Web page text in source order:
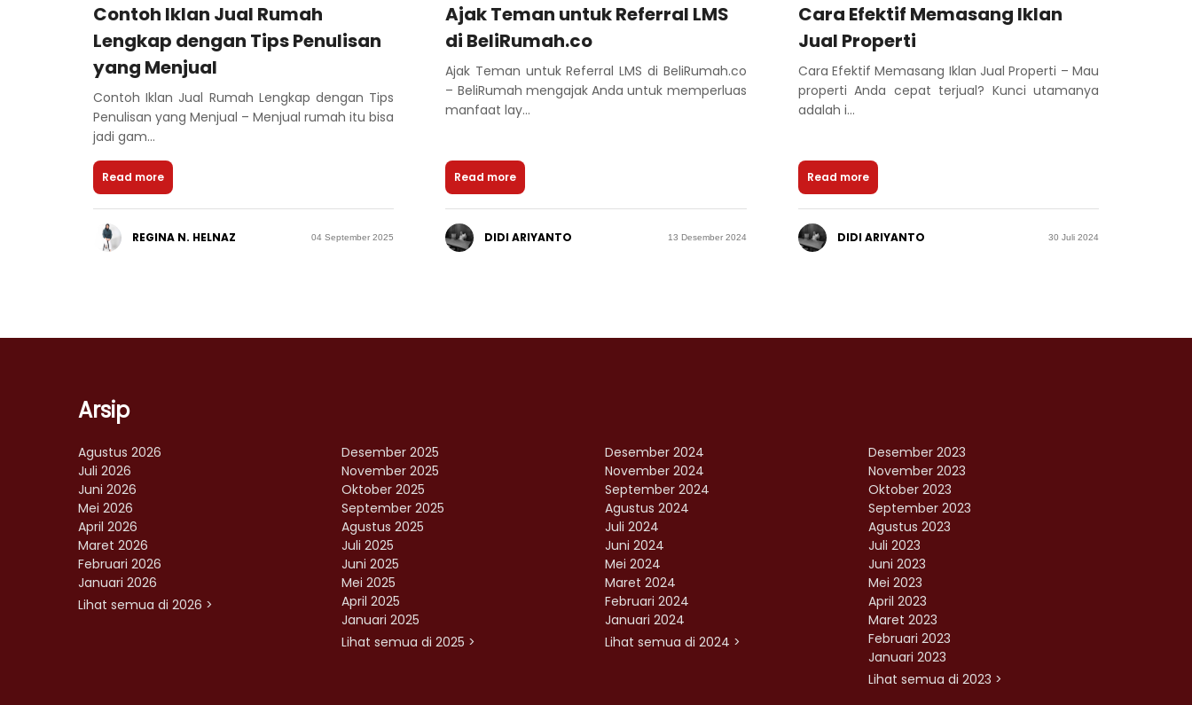
Contoh Iklan Jual Rumah
Lengkap dengan Tips Penulisan
yang Menjual
Contoh Iklan Jual Rumah Lengkap dengan Tips
Penulisan yang Menjual – Menjual rumah itu bisa
jadi gam...
Read more
REGINA N. HELNAZ 04 September 2025
Ajak Teman untuk Referral LMS
di BeliRumah.co
Ajak Teman untuk Referral LMS di BeliRumah.co
– BeliRumah mengajak Anda untuk memperluas
manfaat lay...
Read more
DIDI ARIYANTO 13 Desember 2024
Cara Efektif Memasang Iklan
Jual Properti
Cara Efektif Memasang Iklan Jual Properti – Mau
properti Anda cepat terjual? Kunci utamanya
adalah i...
Read more
DIDI ARIYANTO 30 Juli 2024
Arsip
Agustus 2026
Juli 2026
Juni 2026
Mei 2026
April 2026
Maret 2026
Februari 2026
Januari 2026
Lihat semua di 2026 >
Desember 2025
November 2025
Oktober 2025
September 2025
Agustus 2025
Juli 2025
Juni 2025
Mei 2025
April 2025
Januari 2025
Lihat semua di 2025 >
Desember 2024
November 2024
September 2024
Agustus 2024
Juli 2024
Juni 2024
Mei 2024
Maret 2024
Februari 2024
Januari 2024
Lihat semua di 2024 >
Desember 2023
November 2023
Oktober 2023
September 2023
Agustus 2023
Juli 2023
Juni 2023
Mei 2023
April 2023
Maret 2023
Februari 2023
Januari 2023
Lihat semua di 2023 >